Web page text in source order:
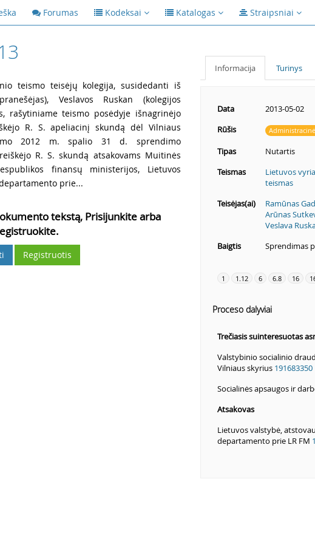
Forumas Kodeksai Katalogas Straipsniai
teismo teisėjų kolegija, susidedanti iš
Veslavos Ruskan (kolegijos
rašytiniame teismo posėdyje išnagrinėjo
R. S. apeliacinį skundą dėl Vilniaus
2012 m. spalio 31 d. sprendimo
R. S. skundą atsakovams Muitinės
finansų ministerijos, Lietuvos
prie...
tekstą, Prisijunkite arba
Registruotis
Informacija Turinys
Data
2013-05-02
Rūšis
Tipas
Nutartis
Teismas
Lietuvos
teismas
Teisėjas(ai)
Ramūnas
Arūnas
Veslava
Baigtis
Sprendimas
1 1.12 6 6.8 16
Proceso dalyviai
Trečiasis suinteresuotas
Valstybinio socialinio
Vilniaus skyrius 191683350
Socialinės apsaugos ir
Atsakovas
Lietuvos valstybė,
departamento prie LR FM